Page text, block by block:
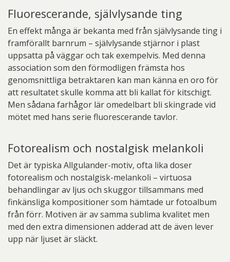
Fluorescerande, självlysande ting
En effekt många är bekanta med från självlysande ting i
framförallt barnrum – självlysande stjärnor i plast
uppsatta på väggar och tak exempelvis. Med denna
association som den förmodligen främsta hos
genomsnittliga betraktaren kan man känna en oro för
att resultatet skulle komma att bli kallat för kitschigt.
Men sådana farhågor lär omedelbart bli skingrade vid
mötet med hans serie fluorescerande tavlor.
Fotorealism och nostalgisk melankoli
Det är typiska Allgulander-motiv, ofta lika doser
fotorealism och nostalgisk-melankoli – virtuosa
behandlingar av ljus och skuggor tillsammans med
finkänsliga kompositioner som hämtade ur fotoalbum
från förr. Motiven är av samma sublima kvalitet men
med den extra dimensionen adderad att de även lever
upp när ljuset är släckt.